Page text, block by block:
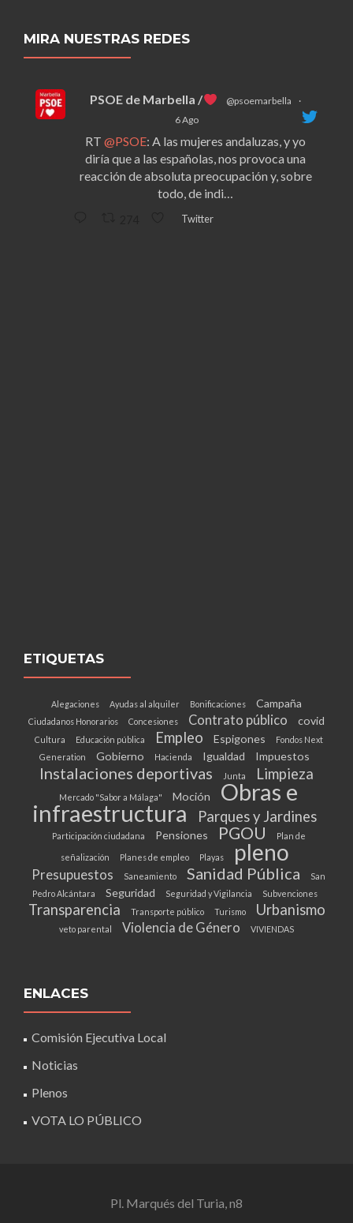
MIRA NUESTRAS REDES
PSOE de Marbella / @psoemarbella
·
6 Ago
RT @PSOE: A las mujeres andaluzas, y yo
diría que a las españolas, nos provoca una
reacción de absoluta preocupación y, sobre
todo, de indi…
Twitter
ETIQUETAS
Alegaciones Ayudas al alquiler Bonificaciones Campaña
Ciudadanos Honorarios Concesiones Contrato público covid
Cultura Educación pública Empleo Espigones
Fondos Next
Generation
Gobierno Hacienda Igualdad Impuestos
Instalaciones deportivas Junta Limpieza
Mercado "Sabor a Málaga" Moción Obras e
infraestructura Parques y Jardines
Participación ciudadana Pensiones PGOU Plan de
señalización Planes de empleo Playas pleno
Presupuestos Saneamiento Sanidad Pública
San
Pedro Alcántara
Seguridad Seguridad y Vigilancia Subvenciones
Transparencia Transporte público Turismo Urbanismo
veto parental Violencia de Género VIVIENDAS
ENLACES
Comisión Ejecutiva Local
Noticias
Plenos
VOTA LO PÚBLICO
Pl. Marqués del Turia, n8